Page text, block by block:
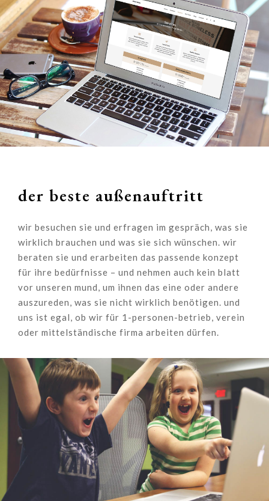
der beste außenauftritt
wir besuchen sie und erfragen im gespräch, was sie
wirklich brauchen und was sie sich wünschen. wir
beraten sie und erarbeiten das passende konzept
für ihre bedürfnisse – und nehmen auch kein blatt
vor unseren mund, um ihnen das eine oder andere
auszureden, was sie nicht wirklich benötigen. und
uns ist egal, ob wir für 1-personen-betrieb, verein
oder mittelständische firma arbeiten dürfen.